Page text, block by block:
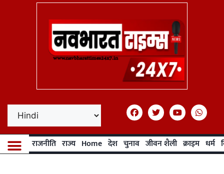
राजनीति राज्य Home देश चुनाव जीवन शैली क्राइम धर्म